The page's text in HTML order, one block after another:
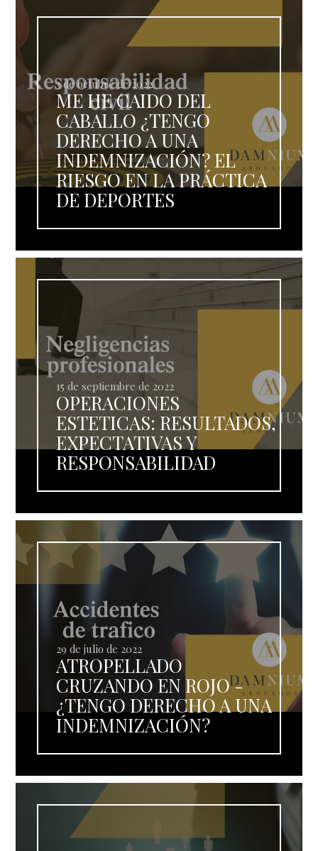
3 de octubre de 2022
ME HE CAIDO DEL
CABALLO ¿TENGO
DERECHO A UNA
INDEMNIZACIÓN? EL
RIESGO EN LA PRÁCTICA
DE DEPORTES
15 de septiembre de 2022
OPERACIONES
ESTETICAS: RESULTADOS,
EXPECTATIVAS Y
RESPONSABILIDAD
29 de julio de 2022
ATROPELLADO
CRUZANDO EN ROJO -
¿TENGO DERECHO A UNA
INDEMNIZACIÓN?